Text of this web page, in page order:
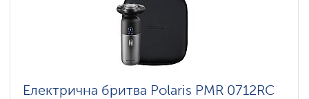
Електрична бритва Polaris PMR 0712RC